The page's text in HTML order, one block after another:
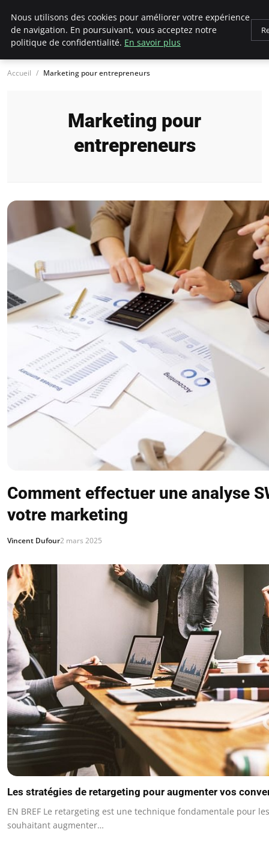
LECFCM
Accueil Marketing pour entrepreneurs
Marketing pour
entrepreneurs
Comment effectuer une analyse
votre marketing
Vincent Dufour2 mars 2025
Les stratégies de retargeting pour augmenter vos
EN BREF Le retargeting est une technique fondamentale pour
souhaitant augmenter…
Nous utilisons des cookies pour améliorer votre expérience
de navigation. En poursuivant, vous acceptez notre
politique de confidentialité. En savoir plus